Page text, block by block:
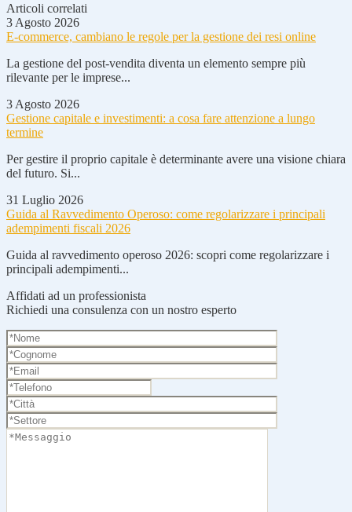
Articoli correlati
3 Agosto 2026
E-commerce, cambiano le regole per la gestione dei resi online
La gestione del post-vendita diventa un elemento sempre più
rilevante per le imprese...
3 Agosto 2026
Gestione capitale e investimenti: a cosa fare attenzione a lungo
termine
Per gestire il proprio capitale è determinante avere una visione chiara
del futuro. Si...
31 Luglio 2026
Guida al Ravvedimento Operoso: come regolarizzare i principali
adempimenti fiscali 2026
Guida al ravvedimento operoso 2026: scopri come regolarizzare i
principali adempimenti...
Affidati ad un professionista
Richiedi una consulenza con un nostro esperto